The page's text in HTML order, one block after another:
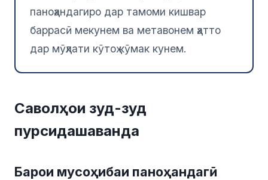
паноҳандагиро дар тамоми кишвар
баррасӣ мекунем ва метавонем ҳатто
дар мӯҳлати кӯтоҳ кӯмак кунем.
Саволҳои зуд-зуд
пурсидашаванда
Барои мусоҳибаи паноҳандагӣ